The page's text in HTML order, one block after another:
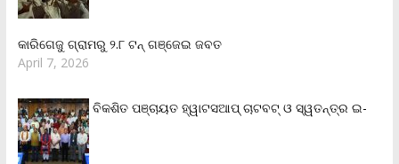
କାରିଗେଜୁ ଗ୍ରାମରୁ ୨.୮ ଟନ୍ ଗଞ୍ଜେଇ ଜବତ
April 7, 2026
ବିକଶିତ ପଞ୍ଚାୟତ ହ୍ୱାଟସଆପ୍ ଚାଟବଟ୍ ଓ ସ୍ୱତନ୍ତ୍ର ଇ-